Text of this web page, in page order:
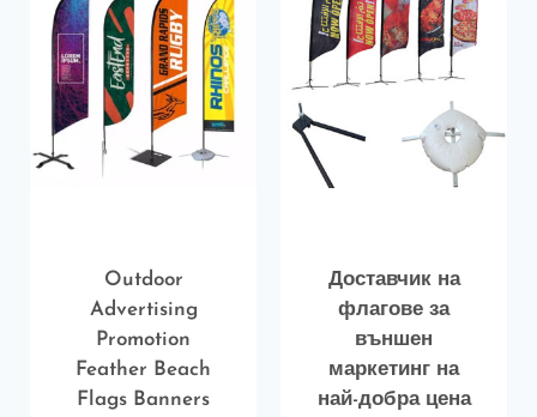
Outdoor
Advertising
Promotion
Feather Beach
Flags Banners
Доставчик на
флагове за
външен
маркетинг на
най-добра цена